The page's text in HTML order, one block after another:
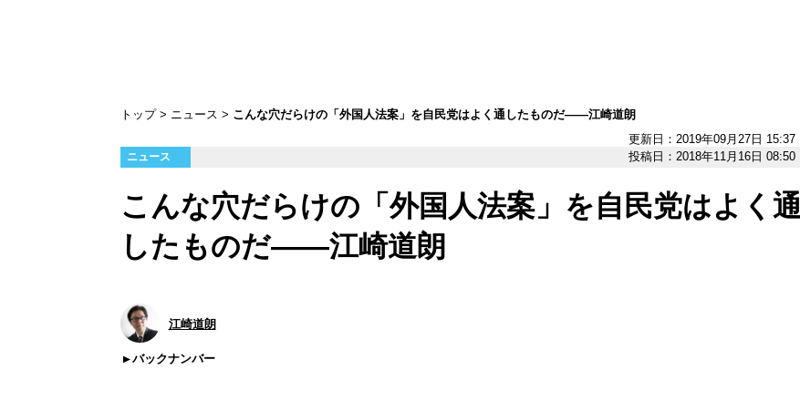
トップ ニュース
こんな穴だらけの「外国人法案」を自民党はよく通したものだ――江崎道朗
更新日：2019年09月27日 15:37
ニュース 投稿日：2018年11月16日 08:50
こんな穴だらけの「外国人法案」を自民党はよく通
したものだ――江崎道朗
江崎道朗
バックナンバー